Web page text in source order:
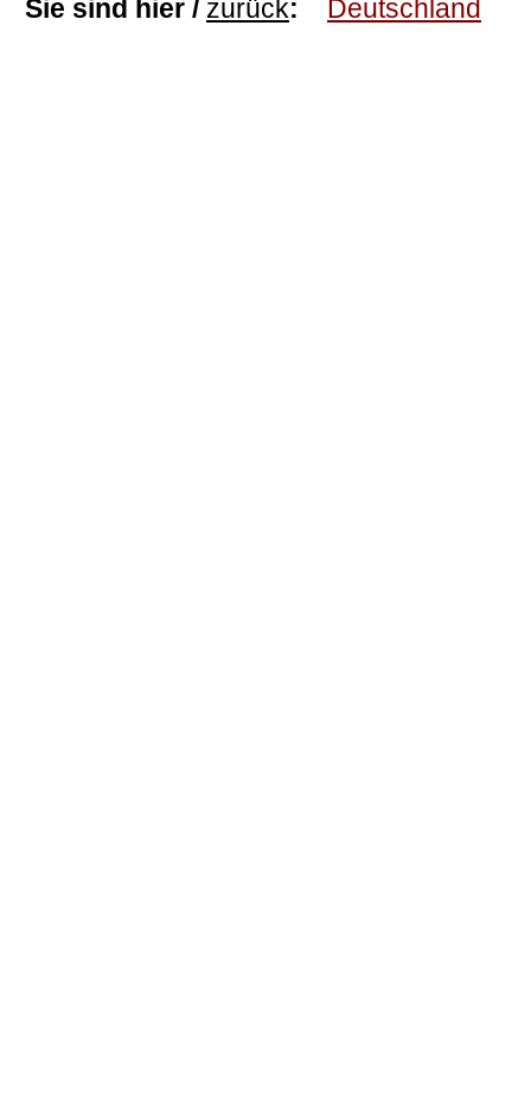
Sie sind hier / zurück: Deutschland